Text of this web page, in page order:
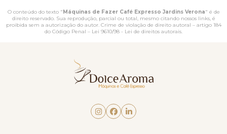
O conteúdo do texto "Máquinas de Fazer Café Expresso Jardins Verona" é de
direito reservado. Sua reprodução, parcial ou total, mesmo citando nossos links, é
proibida sem a autorização do autor. Crime de violação de direito autoral – artigo 184
do Código Penal – Lei 9610/98 - Lei de direitos autorais